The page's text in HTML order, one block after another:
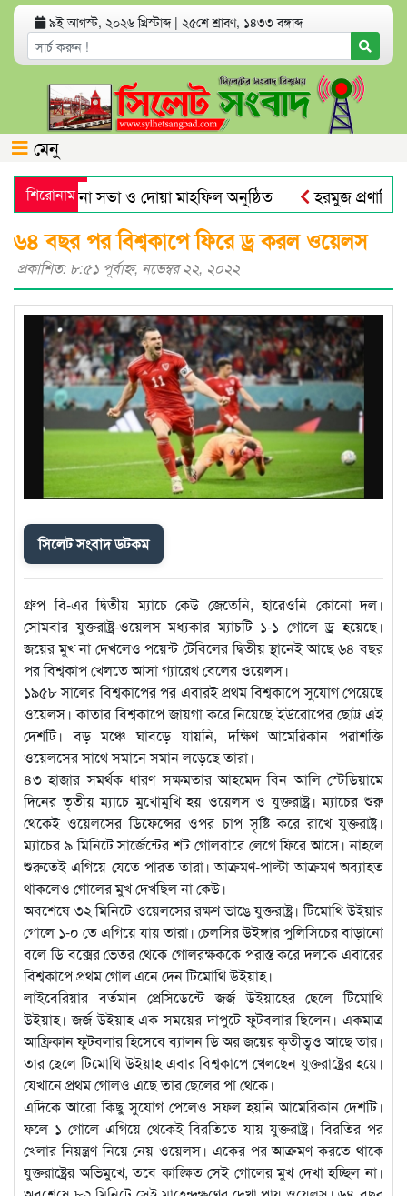
৯ই আগস্ট, ২০২৬ খ্রিস্টাব্দ | ২৫শে শ্রাবণ, ১৪৩৩ বঙ্গাব্দ
মেনু
শিরোনাম
আলোচনা সভা ও দোয়া মাহফিল অনুষ্ঠিত
হরমুজ প্রণালি
যেসব অ্যাপ থাকলে হ্যাকড হতে পারে ফোন ও
৬৪ বছর পর বিশ্বকাপে ফিরে ড্র করল ওয়েলস
প্রকাশিত: ৮:৫১ পূর্বাহ্ণ, নভেম্বর ২২, ২০২২
সিলেট সংবাদ ডটকম
গ্রুপ বি-এর দ্বিতীয় ম্যাচে কেউ জেতেনি, হারেওনি কোনো দল।
সোমবার যুক্তরাষ্ট্র-ওয়েলস মধ্যকার ম্যাচটি ১-১ গোলে ড্র হয়েছে।
জয়ের মুখ না দেখলেও পয়েন্ট টেবিলের দ্বিতীয় স্থানেই আছে ৬৪ বছর
পর বিশ্বকাপ খেলতে আসা গ্যারেথ বেলের ওয়েলস।
১৯৫৮ সালের বিশ্বকাপের পর এবারই প্রথম বিশ্বকাপে সুযোগ পেয়েছে
ওয়েলস। কাতার বিশ্বকাপে জায়গা করে নিয়েছে ইউরোপের ছোট্ট এই
দেশটি। বড় মঞ্চে ঘাবড়ে যায়নি, দক্ষিণ আমেরিকান পরাশক্তি
ওয়েলসের সাথে সমানে সমান লড়েছে তারা।
৪৩ হাজার সমর্থক ধারণ সক্ষমতার আহমেদ বিন আলি স্টেডিয়ামে
দিনের তৃতীয় ম্যাচে মুখোমুখি হয় ওয়েলস ও যুক্তরাষ্ট্র। ম্যাচের শুরু
থেকেই ওয়েলসের ডিফেন্সের ওপর চাপ সৃষ্টি করে রাখে যুক্তরাষ্ট্র।
ম্যাচের ৯ মিনিটে সার্জেন্টের শট গোলবারে লেগে ফিরে আসে। নাহলে
শুরুতেই এগিয়ে যেতে পারত তারা। আক্রমণ-পাল্টা আক্রমণ অব্যাহত
থাকলেও গোলের মুখ দেখছিল না কেউ।
অবশেষে ৩২ মিনিটে ওয়েলসের রক্ষণ ভাঙে যুক্তরাষ্ট্র। টিমোথি উইয়ার
গোলে ১-০ তে এগিয়ে যায় তারা। চেলসির উইঙ্গার পুলিসিচের বাড়ানো
বলে ডি বক্সের ভেতর থেকে গোলরক্ষককে পরাস্ত করে দলকে এবারের
বিশ্বকাপে প্রথম গোল এনে দেন টিমোথি উইয়াহ।
লাইবেরিয়ার বর্তমান প্রেসিডেন্টে জর্জ উইয়াহের ছেলে টিমোথি
উইয়াহ। জর্জ উইয়াহ এক সময়ের দাপুটে ফুটবলার ছিলেন। একমাত্র
আফ্রিকান ফুটবলার হিসেবে ব্যালন ডি অর জয়ের কৃতীত্বও আছে তার।
তার ছেলে টিমোথি উইয়াহ এবার বিশ্বকাপে খেলছেন যুক্তরাষ্ট্রের হয়ে।
যেখানে প্রথম গোলও এছে তার ছেলের পা থেকে।
এদিকে আরো কিছু সুযোগ পেলেও সফল হয়নি আমেরিকান দেশটি।
ফলে ১ গোলে এগিয়ে থেকেই বিরতিতে যায় যুক্তরাষ্ট্র। বিরতির পর
খেলার নিয়ন্ত্রণ নিয়ে নেয় ওয়েলস। একের পর আক্রমণ করতে থাকে
যুক্তরাষ্ট্রের অভিমুখে, তবে কাঙ্ক্ষিত সেই গোলের মুখ দেখা হচ্ছিল না।